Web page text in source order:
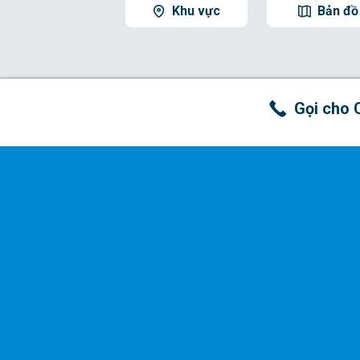
Khu vực Bản đồ
Gọi cho